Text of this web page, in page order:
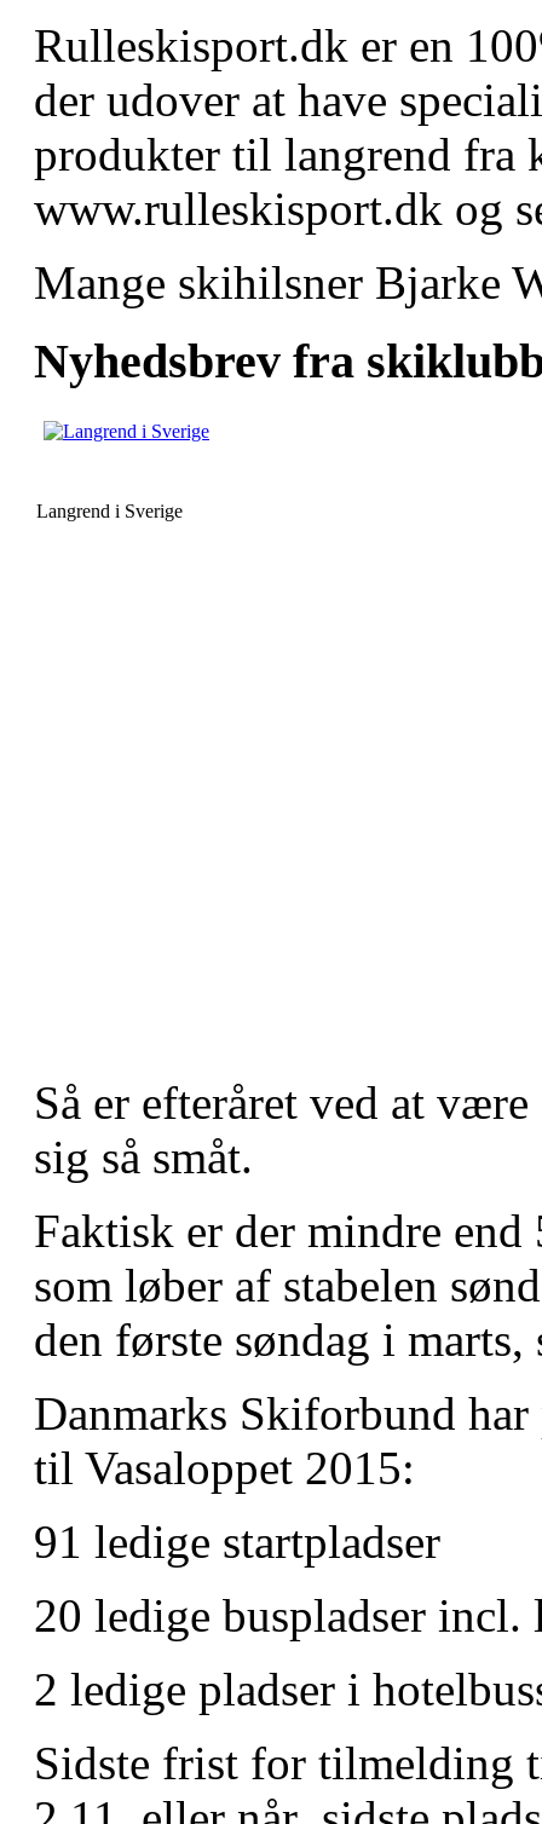
Rulleskisport.dk er en
der udover at have
produkter til langrend fra
www.rulleskisport.dk og
Mange skihilsner Bjarke
Nyhedsbrev fra
Langrend i Sverige
Så er efteråret ved at
sig så småt.
Faktisk er der mindre
som løber af stabelen
den første søndag i
Danmarks Skiforbund
til Vasaloppet 2015:
91 ledige startpladser
20 ledige buspladser incl.
2 ledige pladser i
Sidste frist for tilmelding